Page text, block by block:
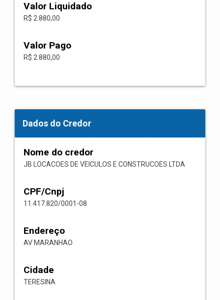
Valor Liquidado
R$ 2.880,00
Valor Pago
R$ 2.880,00
Dados do Credor
Nome do credor
JB LOCACOES DE VEICULOS E CONSTRUCOES LTDA
CPF/Cnpj
11.417.820/0001-08
Endereço
AV MARANHAO
Cidade
TERESINA